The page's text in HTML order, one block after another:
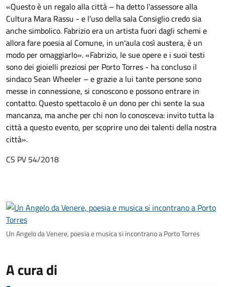
«Questo è un regalo alla città – ha detto l'assessore alla
Cultura Mara Rassu - e l'uso della sala Consiglio credo sia
anche simbolico. Fabrizio era un artista fuori dagli schemi e
allora fare poesia al Comune, in un'aula così austera, è un
modo per omaggiarlo».«Fabrizio, le sue opere e i suoi testi
sono dei gioielli preziosi per Porto Torres - ha concluso il
sindaco Sean Wheeler – e grazie a lui tante persone sono
messe in connessione, si conoscono e possono entrare in
contatto. Questo spettacolo è un dono per chi sente la sua
mancanza, ma anche per chi non lo conosceva: invito tutta la
città a questo evento, per scoprire uno dei talenti della nostra
città».
CS PV 54/2018
Un Angelo da Venere, poesia e musica si incontrano a Porto Torres
A cura di